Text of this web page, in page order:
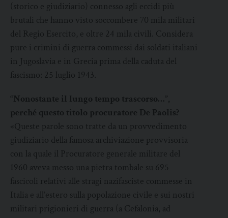
(storico e giudiziario) connesso agli eccidi più
brutali che hanno visto soccombere 70 mila militari
del Regio Esercito, e oltre 24 mila civili. Considera
pure i crimini di guerra commessi dai soldati italiani
in Jugoslavia e in Grecia prima della caduta del
fascismo: 25 luglio 1943.
“Nonostante il lungo tempo trascorso…”,
perché questo titolo procuratore De Paolis?
«Queste parole sono tratte da un provvedimento
giudiziario della famosa archiviazione provvisoria
con la quale il Procuratore generale militare del
1960 aveva messo una pietra tombale su 695
fascicoli relativi alle stragi nazifasciste commesse in
Italia e all’estero sulla popolazione civile e sui nostri
militari prigionieri di guerra (a Cefalonia, ad